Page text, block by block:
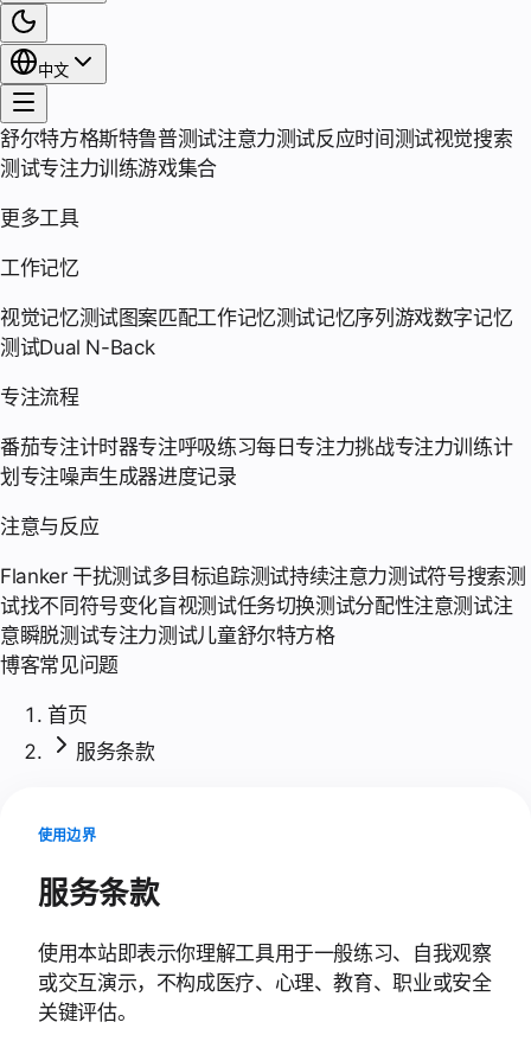
中文
舒尔特方格斯特鲁普测试注意力测试反应时间测试视觉搜索
测试专注力训练游戏集合
更多工具
工作记忆
视觉记忆测试图案匹配工作记忆测试记忆序列游戏数字记忆
测试Dual N-Back
专注流程
番茄专注计时器专注呼吸练习每日专注力挑战专注力训练计
划 专注噪声生成器进度记录
注意与反应
Flanker 干扰测试多目标追踪测试持续注意力测试符号搜索测
试找不同符号变化盲视测试任务切换测试分配性注意测试注
意瞬脱测试专注力测试儿童舒尔特方格
博客常见问题
首页
服务条款
使用边界
服务条款
使用本站即表示你理解工具用于一般练习、自我观察
或交互演示，不构成医疗、心理、教育、职业或安全
关键评估。